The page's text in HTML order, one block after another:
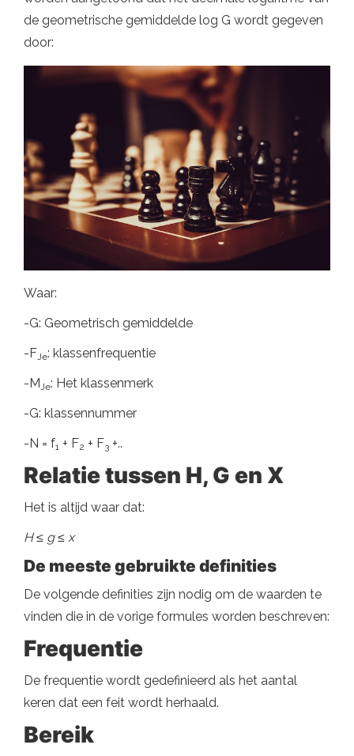
de geometrische gemiddelde log G wordt gegeven
door:
Waar:
-G: Geometrisch gemiddelde
-F Je: klassenfrequentie
-M Je: Het klassenmerk
-G: klassennummer
-N = f1 + F2 + F3 +..
Relatie tussen H, G en X
Het is altijd waar dat:
H ≤ g ≤ x
De meeste gebruikte definities
De volgende definities zijn nodig om de waarden te
vinden die in de vorige formules worden beschreven:
Frequentie
De frequentie wordt gedefinieerd als het aantal
keren dat een feit wordt herhaald.
Bereik